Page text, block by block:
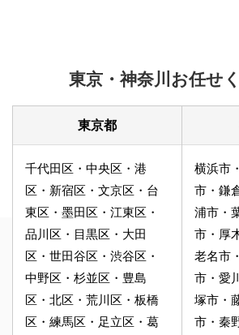
東京・神奈川お任せ
東京都
千代田区・中央区・港
区・新宿区・文京区・台
東区・墨田区・江東区・
品川区・目黒区・大田
区・世田谷区・渋谷区・
中野区・杉並区・豊島
区・北区・荒川区・板橋
区・練馬区・足立区・葛
横浜市
市・鎌
浦市・
市・厚
老名市
市・愛
塚市・
市・秦